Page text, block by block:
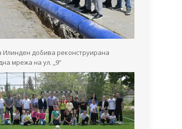
Илинден добива реконструирана
мрежа на ул. „9“